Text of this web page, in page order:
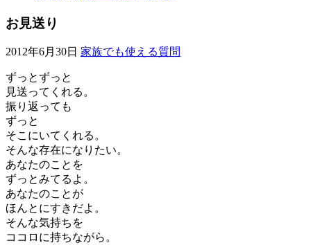
お見送り
2012年6月30日 家族でも使える質問
ずっとずっと
見送ってくれる。
振り返っても
ずっと
そこにいてくれる。
そんな存在になりたい。
あなたのことを
ずっとみてるよ。
あなたのことが
ほんとにすきだよ。
そんな気持ちを
ココロに持ちながら。